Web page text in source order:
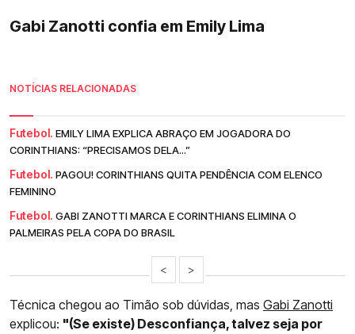
Gabi Zanotti confia em Emily Lima
NOTÍCIAS RELACIONADAS
Futebol. EMILY LIMA EXPLICA ABRAÇO EM JOGADORA DO
CORINTHIANS: “PRECISAMOS DELA...”
Futebol. PAGOU! CORINTHIANS QUITA PENDÊNCIA COM ELENCO
FEMININO
Futebol. GABI ZANOTTI MARCA E CORINTHIANS ELIMINA O
PALMEIRAS PELA COPA DO BRASIL
< >
Técnica chegou ao Timão sob dúvidas, mas Gabi Zanotti
explicou: "(Se existe) Desconfiança, talvez seja por